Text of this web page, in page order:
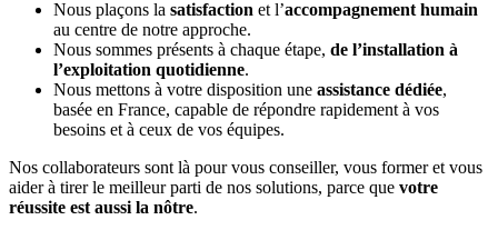
Nous plaçons la satisfaction et l’accompagnement humain
au centre de notre approche.
Nous sommes présents à chaque étape, de l’installation à
l’exploitation quotidienne.
Nous mettons à votre disposition une assistance dédiée,
basée en France, capable de répondre rapidement à vos
besoins et à ceux de vos équipes.
Nos collaborateurs sont là pour vous conseiller, vous former et vous
aider à tirer le meilleur parti de nos solutions, parce que votre
réussite est aussi la nôtre.